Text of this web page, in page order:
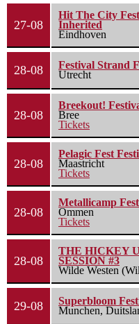
27-08
Hit The City
Inherited
Eindhoven
28-08
Festival Strand
Utrecht
28-08
Breekout!
Bree
Tickets
28-08
Pelagic Fest
Maastricht
Tickets
28-08
Metallicamp
Ommen
Tickets
28-08
THE HICKEY
SESSION #3
Wilde Westen
29-08
Superbloom
Munchen,